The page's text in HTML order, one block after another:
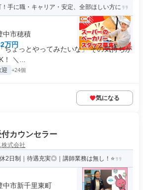
手に職・キャリア・安定、全部ほしい方に
中市穂積
万円
ちょっとやってみたいな」 その気持ちが
＼...
迎 +24個
気になる
カウンセラー
株式会社
2日制｜待遇充実◎｜講師業務は無し！⭐
中市新千里東町